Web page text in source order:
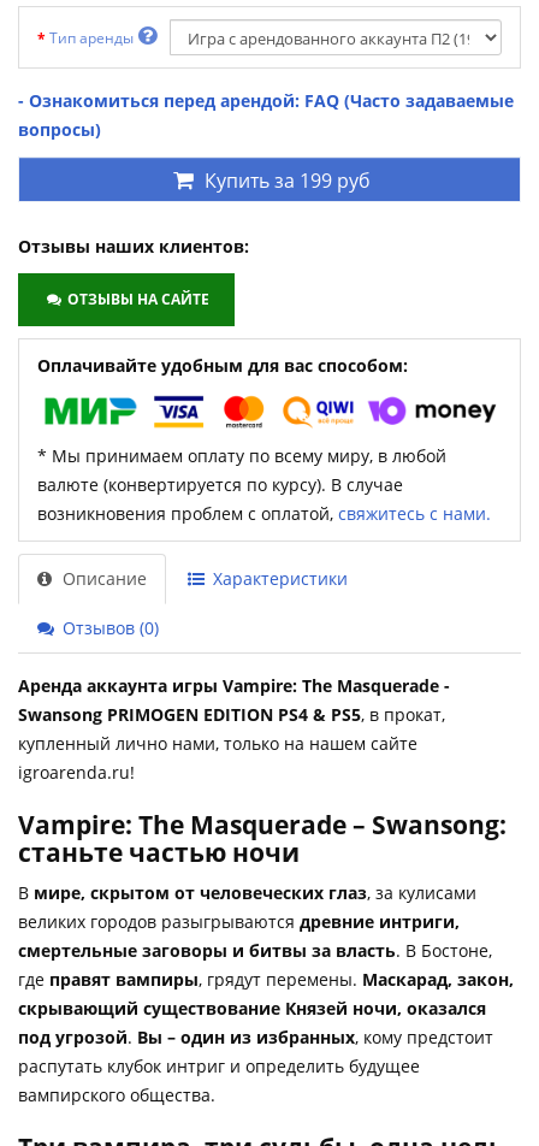
Тип аренды
- Ознакомиться перед арендой: FAQ (Часто задаваемые
вопросы)
Купить за 199 руб
Отзывы наших клиентов:
ОТЗЫВЫ НА САЙТЕ
Оплачивайте удобным для вас способом:
* Мы принимаем оплату по всему миру, в любой
валюте (конвертируется по курсу). В случае
возникновения проблем с оплатой, свяжитесь с нами.
Описание Характеристики
Отзывов (0)
Аренда аккаунта игры Vampire: The Masquerade -
Swansong PRIMOGEN EDITION PS4 & PS5, в прокат,
купленный лично нами, только на нашем сайте
igroarenda.ru!
Vampire: The Masquerade – Swansong:
станьте частью ночи
В мире, скрытом от человеческих глаз, за кулисами
великих городов разыгрываются древние интриги,
смертельные заговоры и битвы за власть. В Бостоне,
где правят вампиры, грядут перемены. Маскарад, закон,
скрывающий существование Князей ночи, оказался
под угрозой. Вы – один из избранных, кому предстоит
распутать клубок интриг и определить будущее
вампирского общества.